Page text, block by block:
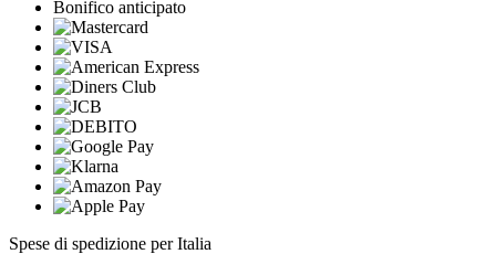
Bonifico anticipato
Spese di spedizione per Italia